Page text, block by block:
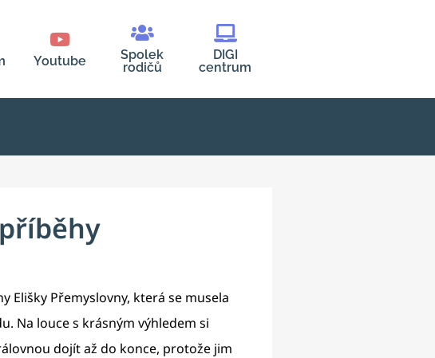
Youtube
Spolek
rodičů
DIGI
centrum
Elišky Přemyslovny, která se musela
Na louce s krásným výhledem si
dojít až do konce, protože jim